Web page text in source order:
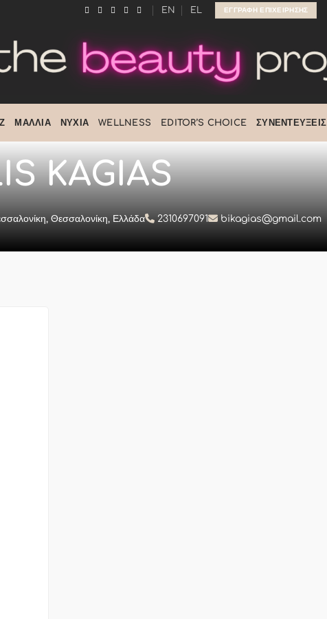
EN EL ΕΓΓΡΑΦΉ ΕΠΙΧΕΊΡΗΣΗΣ
ΜΑΛΛΙΆ ΝΎΧΙΑ WELLNESS EDITOR’S CHOICE ΣΥΝΕΝΤΕΎΞΕΙΣ
KAGIAS
Θεσσαλονίκη, Ελλάδα 2310697091 bikagias@gmail.com